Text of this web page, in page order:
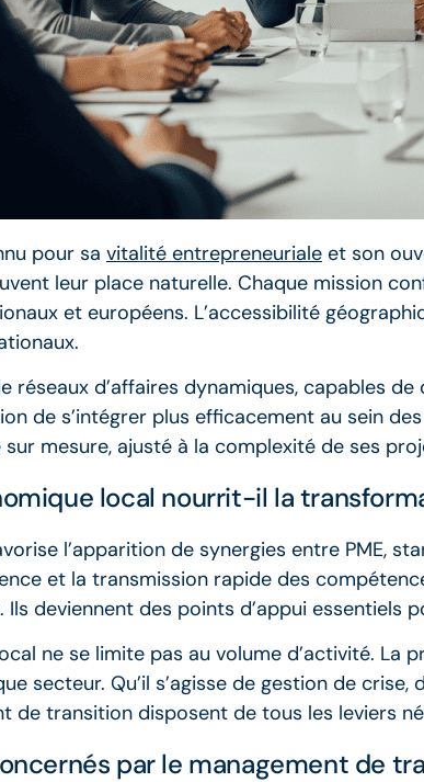
pour sa vitalité entrepreneuriale et son
leur place naturelle. Chaque mission
et européens. L’accessibilité
réseaux d’affaires dynamiques, capables
de s’intégrer plus efficacement au sein
mesure, ajusté à la complexité de ses
local nourrit-il la
l’apparition de synergies entre PME,
et la transmission rapide des
deviennent des points d’appui
ne se limite pas au volume d’activité.
secteur. Qu’il s’agisse de gestion de
de transition disposent de tous les leviers
par le management de